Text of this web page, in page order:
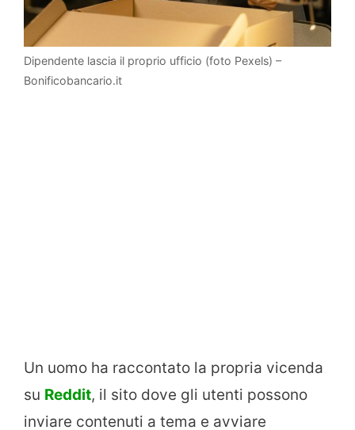
Dipendente lascia il proprio ufficio (foto Pexels) –
Bonificobancario.it
Un uomo ha raccontato la propria vicenda
su Reddit, il sito dove gli utenti possono
inviare contenuti a tema e avviare